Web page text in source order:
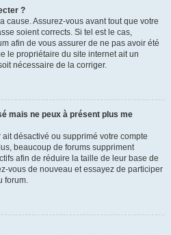
?
cause. Assurez-vous avant tout que votre
soient corrects. Si tel est le cas,
afin de vous assurer de ne pas avoir été
le propriétaire du site internet ait un
nécessaire de la corriger.
mais ne peux à présent plus me
ait désactivé ou supprimé votre compte
beaucoup de forums suppriment
afin de réduire la taille de leur base de
vous de nouveau et essayez de participer
forum.